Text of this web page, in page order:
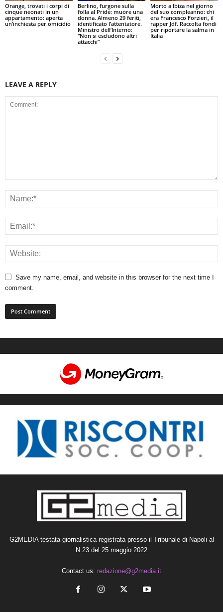
Orange, trovati i corpi di
cinque neonati in un
appartamento: aperta
un’inchiesta per omicidio
Berlino, furgone sulla
folla al Pride: muore una
donna. Almeno 29 feriti,
identificato l’attentatore.
Ministro dell’Interno:
“Non si escludono altri
attacchi”
Morto a Ibiza nel giorno
del suo compleanno: chi
era Francesco Forzieri, il
rapper Jdf. Raccolta fondi
per riportare la salma in
Italia
LEAVE A REPLY
Save my name, email, and website in this browser for the next time I
comment.
G2MEDIA testata giornalistica registrata presso il Tribunale di Napoli al
N.23 del 25 maggio 2022
Contact us: redazione@g2media.it